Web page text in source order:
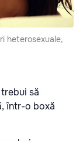
heterosexuale,
să
într-o boxă